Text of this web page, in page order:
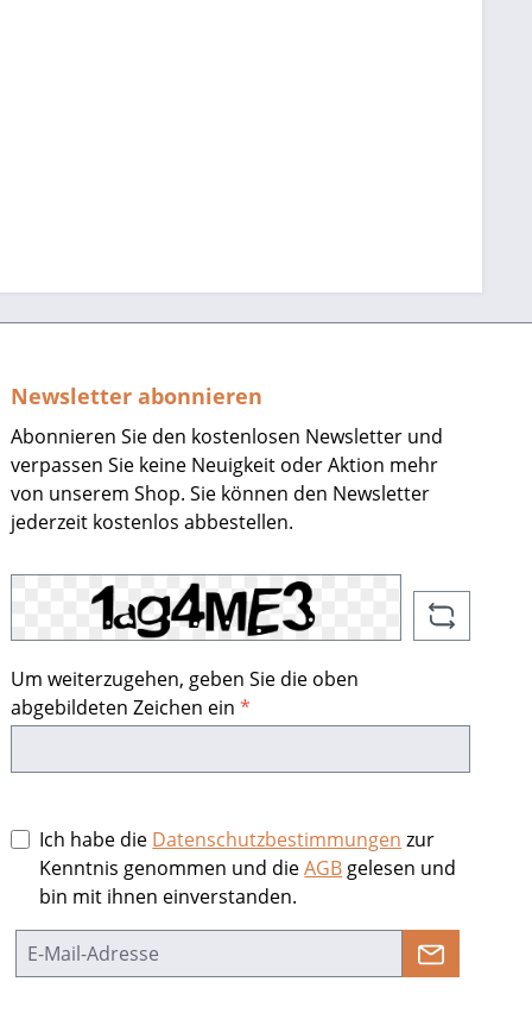
Newsletter abonnieren
Abonnieren Sie den kostenlosen Newsletter und
verpassen Sie keine Neuigkeit oder Aktion mehr
von unserem Shop. Sie können den Newsletter
jederzeit kostenlos abbestellen.
Um weiterzugehen, geben Sie die oben
abgebildeten Zeichen ein*
Ich habe die Datenschutzbestimmungen zur
Kenntnis genommen und dieAGB gelesen und
bin mit ihnen einverstanden.